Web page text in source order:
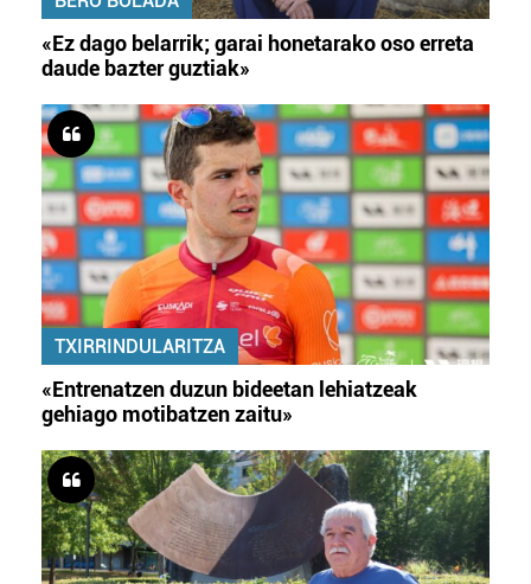
«Ez dago belarrik; garai honetarako oso erreta
daude bazter guztiak»
TXIRRINDULARITZA
«Entrenatzen duzun bideetan lehiatzeak
gehiago motibatzen zaitu»